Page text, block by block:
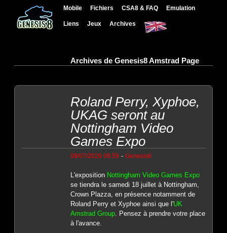
Mobile Fichiers CSA8 & FAQ Emulation
Liens Jeux Archives
Archives de Genesis8 Amstrad Page
Roland Perry, Xyphoe,
UKAG seront au
Nottingham Video
Games Expo
08/07/2026 08:59 - Genesis8
L'exposition Nottingham Video Games Expo
se tiendra le samedi 18 juillet à Nottingham,
Crown Plazza, en présence notamment de
Roland Perry et Xyphoe ainsi que l'UK
Amstrad Group. Pensez à prendre votre place
à l'avance.